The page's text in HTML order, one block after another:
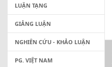
LUẬN TẠNG
GIẢNG LUẬN
NGHIÊN CỨU - KHẢO LUẬN
PG. VIỆT NAM